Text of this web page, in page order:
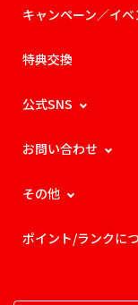
キャンペーン／イベ
特典交換
公式SNS
お問い合わせ
その他
ポイント/ランクに